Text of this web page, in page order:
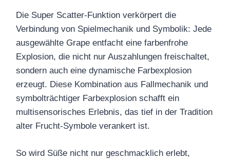
Die Super Scatter-Funktion verkörpert die
Verbindung von Spielmechanik und Symbolik: Jede
ausgewählte Grape entfacht eine farbenfrohe
Explosion, die nicht nur Auszahlungen freischaltet,
sondern auch eine dynamische Farbexplosion
erzeugt. Diese Kombination aus Fallmechanik und
symbolträchtiger Farbexplosion schafft ein
multisensorisches Erlebnis, das tief in der Tradition
alter Frucht-Symbole verankert ist.
So wird Süße nicht nur geschmacklich erlebt,